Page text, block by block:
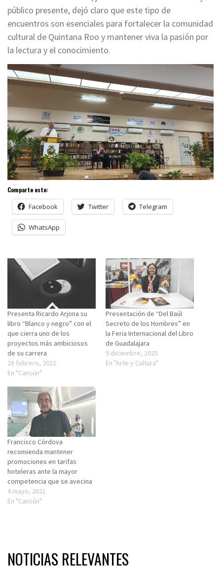
público presente, dejó claro que este tipo de
encuentros son esenciales para fortalecer la comunidad
cultural de Quintana Roo y mantener viva la pasión por
la lectura y el conocimiento.
Comparte esto:
Facebook Twitter Telegram
WhatsApp
Presenta Ricardo Arjona su
libro “Blanco y negro” con el
que cierra uno de los
proyectos más ambiciosos
de su carrera
28 febrero, 2022
En "Cancún"
Presentación de “Del Baúl
Secreto de los Hombres” en
la Feria Internacional del Libro
de Guadalajara
9 diciembre, 2025
En "Arte y Cultura"
Francisco Córdova
recomienda mantener
promociones en tarifas
hoteleras ante la mayor
competencia que se avecina
4 mayo, 2021
En "Cancún"
NOTICIAS RELEVANTES